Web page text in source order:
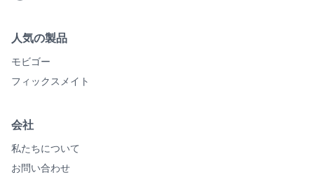
人気の製品
モビゴー
フィックスメイト
会社
私たちについて
お問い合わせ